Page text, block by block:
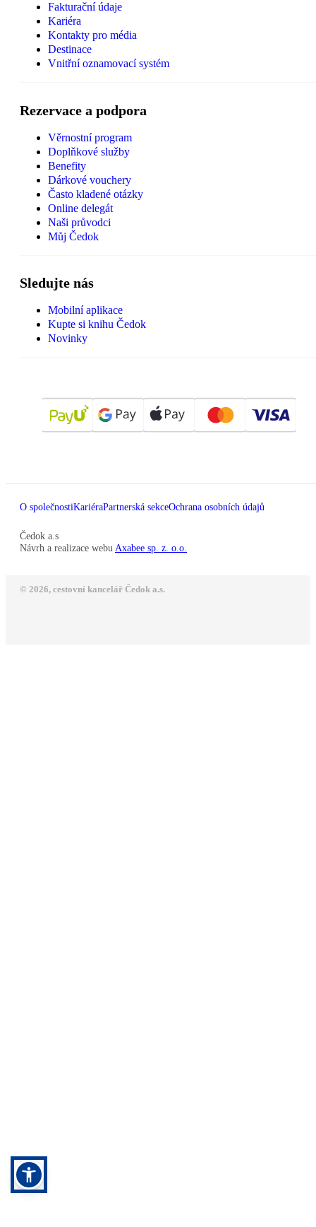
Fakturační údaje
Kariéra
Kontakty pro média
Destinace
Vnitřní oznamovací systém
Rezervace a podpora
Věrnostní program
Doplňkové služby
Benefity
Dárkové vouchery
Často kladené otázky
Online delegát
Naši průvodci
Můj Čedok
Sledujte nás
Mobilní aplikace
Kupte si knihu Čedok
Novinky
O společnostiKariéraPartnerská sekceOchrana osobních údajů
Čedok a.s
Návrh a realizace webu Axabee sp. z. o.o.
© 2026, cestovní kancelář Čedok a.s.